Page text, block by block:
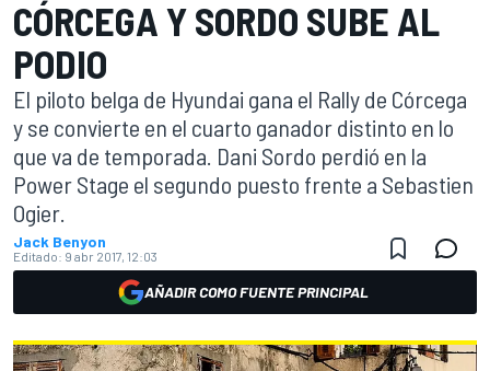
CÓRCEGA Y SORDO SUBE AL
PODIO
El piloto belga de Hyundai gana el Rally de Córcega
y se convierte en el cuarto ganador distinto en lo
que va de temporada. Dani Sordo perdió en la
Power Stage el segundo puesto frente a Sebastien
Ogier.
Jack Benyon
Editado: 9 abr 2017, 12:03
AÑADIR COMO FUENTE PRINCIPAL